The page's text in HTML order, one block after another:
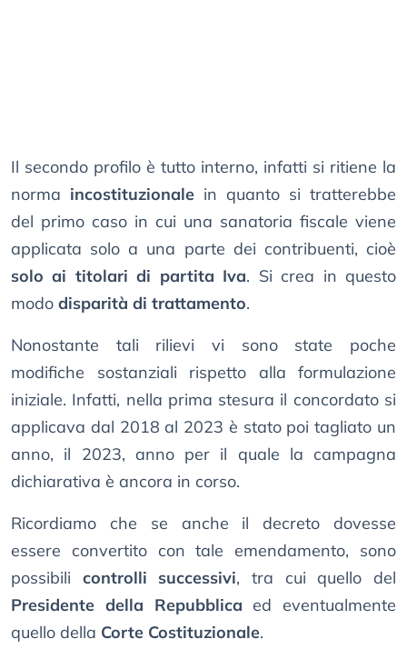
Il secondo profilo è tutto interno, infatti si ritiene la
norma incostituzionale in quanto si tratterebbe
del primo caso in cui una sanatoria fiscale viene
applicata solo a una parte dei contribuenti, cioè
solo ai titolari di partita Iva. Si crea in questo
modo disparità di trattamento.
Nonostante tali rilievi vi sono state poche
modifiche sostanziali rispetto alla formulazione
iniziale. Infatti, nella prima stesura il concordato si
applicava dal 2018 al 2023 è stato poi tagliato un
anno, il 2023, anno per il quale la campagna
dichiarativa è ancora in corso.
Ricordiamo che se anche il decreto dovesse
essere convertito con tale emendamento, sono
possibili controlli successivi, tra cui quello del
Presidente della Repubblica ed eventualmente
quello della Corte Costituzionale.